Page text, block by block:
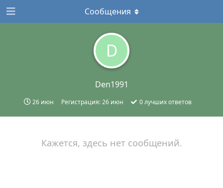
D
Den1991
26 июн Регистрация:26 июн 0лучших ответов
Сообщения
Кажется, здесь нет сообщений.